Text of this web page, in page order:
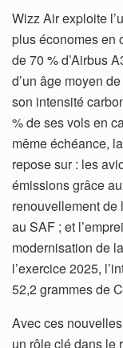
Wizz Air exploite
plus économes en
de 70 % d’Airbus
d’un âge moyen
son intensité
% de ses vols en
même échéance,
repose sur : les
émissions grâce
renouvellement de
au SAF ; et
modernisation de
l’exercice 2025,
52,2 grammes de
Avec ces
un rôle clé dans le